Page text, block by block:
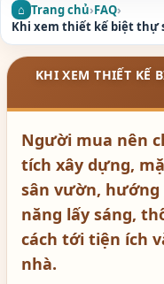
Trang chủ›FAQ›
Khi xem thiết kế biệt thự
KHI XEM THIẾT KẾ
Người mua nên
tích xây dựng,
sân vườn, hướng
năng lấy sáng,
cách tới tiện ích
nhà.